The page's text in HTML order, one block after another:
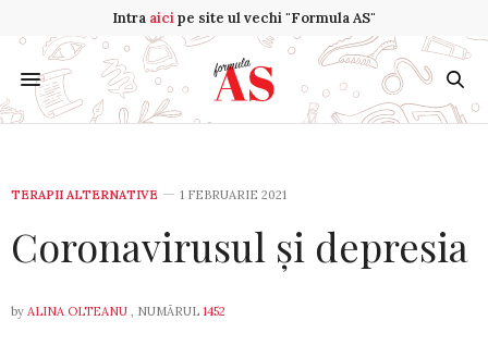
Intra aicipe site ul vechi "Formula AS"
TERAPII ALTERNATIVE 1 FEBRUARIE 2021
Coronavirusul și depresia
by ALINA OLTEANU , NUMĂRUL 1452